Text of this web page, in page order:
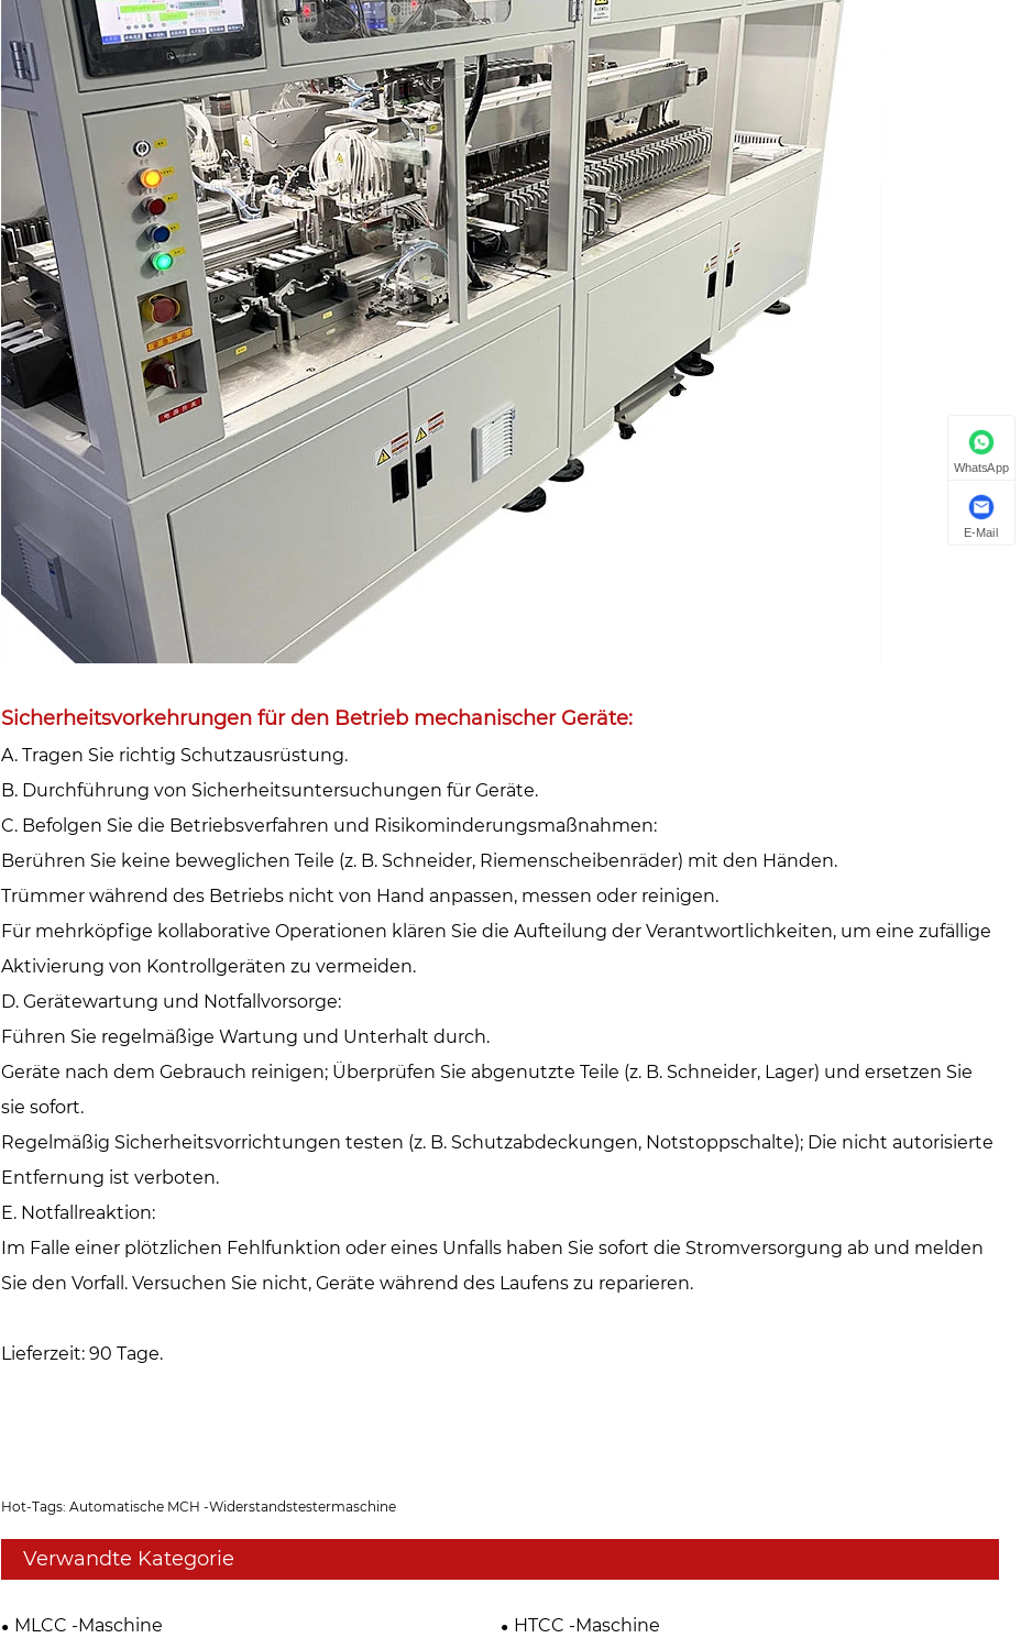
Sicherheitsvorkehrungen für den Betrieb mechanischer Geräte: ‌
A. Tragen Sie richtig Schutzausrüstung.‌
B. Durchführung von Sicherheitsuntersuchungen für Geräte.‌
C. Befolgen Sie die Betriebsverfahren und Risikominderungsmaßnahmen: ‌
Berühren Sie keine beweglichen Teile (z. B. Schneider, Riemenscheibenräder) mit den Händen.
Trümmer während des Betriebs nicht von Hand anpassen, messen oder reinigen.
Für mehrköpfige kollaborative Operationen klären Sie die Aufteilung der Verantwortlichkeiten, um eine zufällige
Aktivierung von Kontrollgeräten zu vermeiden.
D. Gerätewartung und Notfallvorsorge: ‌
Führen Sie regelmäßige Wartung und Unterhalt durch.
Geräte nach dem Gebrauch reinigen; Überprüfen Sie abgenutzte Teile (z. B. Schneider, Lager) und ersetzen Sie
sie sofort.
Regelmäßig Sicherheitsvorrichtungen testen (z. B. Schutzabdeckungen, Notstoppschalte); Die nicht autorisierte
Entfernung ist verboten.
E. Notfallreaktion: ‌
Im Falle einer plötzlichen Fehlfunktion oder eines Unfalls haben Sie sofort die Stromversorgung ab und melden
Sie den Vorfall. Versuchen Sie nicht, Geräte während des Laufens zu reparieren.
Lieferzeit: 90 Tage.
Hot-Tags: Automatische MCH -Widerstandstestermaschine
Verwandte Kategorie
MLCC -Maschine
HTCC -Maschine
WhatsApp
E-Mail